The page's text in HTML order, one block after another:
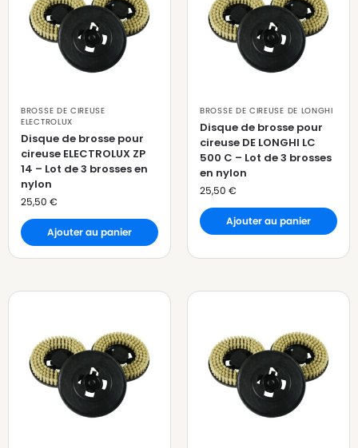
BROSSE DE CIREUSE
ELECTROLUX
Disque de brosse pour
cireuse ELECTROLUX ZP
14 – Lot de 3 brosses en
nylon
25,50 €
Ajouter au panier
BROSSE DE CIREUSE DE LONGHI
Disque de brosse pour
cireuse DE LONGHI LC
500 C – Lot de 3 brosses
en nylon
25,50 €
Ajouter au panier